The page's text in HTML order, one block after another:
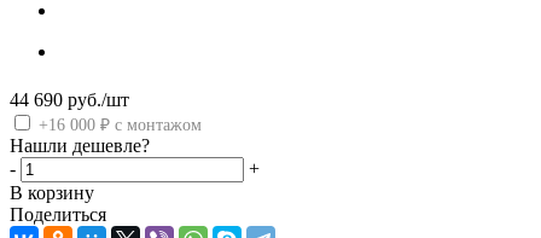
44 690 руб./шт
+16 000 ₽ с монтажом
Нашли дешевле?
-
+
В корзину
Поделиться